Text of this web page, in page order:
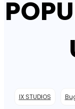
IX STUDIOS